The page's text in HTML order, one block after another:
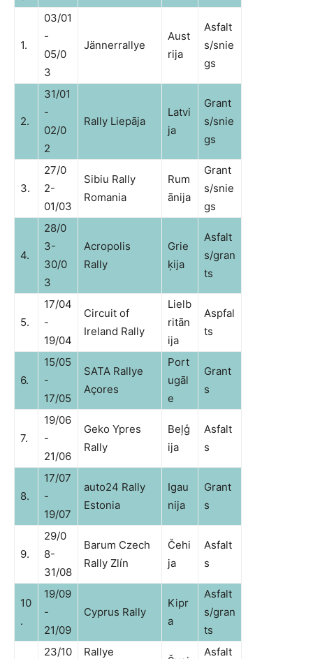
1.
03/01
-
05/0
3
Jännerrallye
Aust
rija
Asfalt
s/snie
gs
2.
31/01
-
02/0
2
Rally Liepāja
Latvi
ja
Grant
s/snie
gs
3.
27/0
2-
01/03
Sibiu Rally
Romania
Rum
ānija
Grant
s/snie
gs
4.
28/0
3-
30/0
3
Acropolis
Rally
Grie
ķija
Asfalt
s/gran
ts
5.
17/04
-
19/04
Circuit of
Ireland Rally
Lielb
ritān
ija
Aspfal
ts
6.
15/05
-
17/05
SATA Rallye
Açores
Port
ugāl
e
Grant
s
7.
19/06
-
21/06
Geko Ypres
Rally
Beļģ
ija
Asfalt
s
8.
17/07
-
19/07
auto24 Rally
Estonia
Igau
nija
Grant
s
9.
29/0
8-
31/08
Barum Czech
Rally Zlín
Čehi
ja
Asfalt
s
10
.
19/09
-
21/09
Cyprus Rally
Kipr
a
Asfalt
s/gran
ts
23/10
Rallye Asfalt